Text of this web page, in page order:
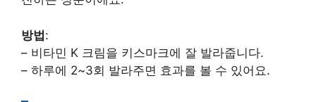
방법:
– 비타민 K 크림을 키스마크에 잘 발라줍니다.
– 하루에 2~3회 발라주면 효과를 볼 수 있어요.